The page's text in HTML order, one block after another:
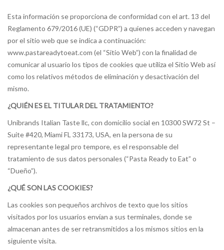
Esta información se proporciona de conformidad con el art. 13 del
Reglamento 679/2016 (UE) (“GDPR”) a quienes acceden y navegan
por el sitio web que se indica a continuación:
www.pastareadytoeat.com (el “Sitio Web”) con la finalidad de
comunicar al usuario los tipos de cookies que utiliza el Sitio Web así
como los relativos métodos de eliminación y desactivación del
mismo.
¿QUIÉN ES EL TITULAR DEL TRATAMIENTO?
Unibrands Italian Taste llc, con domicilio social en 10300 SW72 St –
Suite #420, Miami FL 33173, USA, en la persona de su
representante legal pro tempore, es el responsable del
tratamiento de sus datos personales (“Pasta Ready to Eat” o
“Dueño”).
¿QUÉ SON LAS COOKIES?
Las cookies son pequeños archivos de texto que los sitios
visitados por los usuarios envían a sus terminales, donde se
almacenan antes de ser retransmitidos a los mismos sitios en la
siguiente visita.